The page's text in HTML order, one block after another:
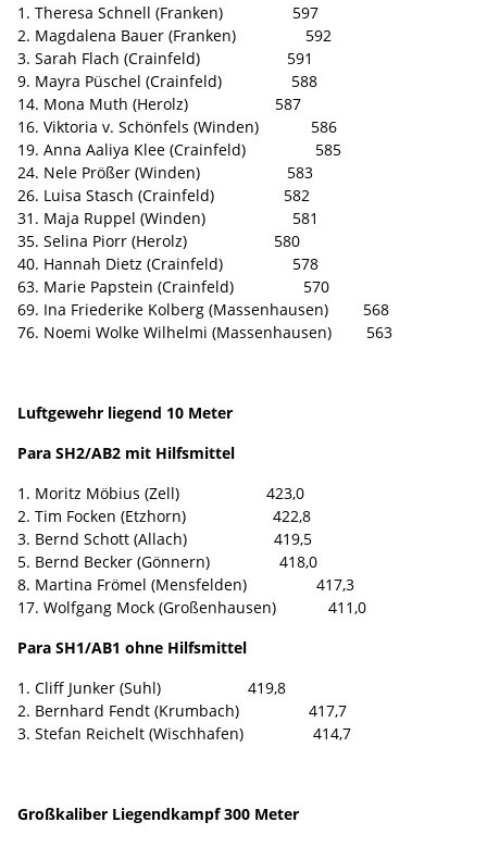
1. Theresa Schnell (Franken) 597
2. Magdalena Bauer (Franken) 592
3. Sarah Flach (Crainfeld) 591
9. Mayra Püschel (Crainfeld) 588
14. Mona Muth (Herolz) 587
16. Viktoria v. Schönfels (Winden) 586
19. Anna Aaliya Klee (Crainfeld) 585
24. Nele Prößer (Winden) 583
26. Luisa Stasch (Crainfeld) 582
31. Maja Ruppel (Winden) 581
35. Selina Piorr (Herolz) 580
40. Hannah Dietz (Crainfeld) 578
63. Marie Papstein (Crainfeld) 570
69. Ina Friederike Kolberg (Massenhausen) 568
76. Noemi Wolke Wilhelmi (Massenhausen) 563
Luftgewehr liegend 10 Meter
Para SH2/AB2 mit Hilfsmittel
1. Moritz Möbius (Zell) 423,0
2. Tim Focken (Etzhorn) 422,8
3. Bernd Schott (Allach) 419,5
5. Bernd Becker (Gönnern) 418,0
8. Martina Frömel (Mensfelden) 417,3
17. Wolfgang Mock (Großenhausen) 411,0
Para SH1/AB1 ohne Hilfsmittel
1. Cliff Junker (Suhl) 419,8
2. Bernhard Fendt (Krumbach) 417,7
3. Stefan Reichelt (Wischhafen) 414,7
Großkaliber Liegendkampf 300 Meter